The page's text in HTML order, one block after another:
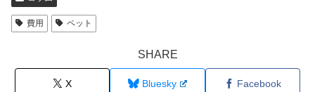
費用 ペット
SHARE
X Bluesky Facebook